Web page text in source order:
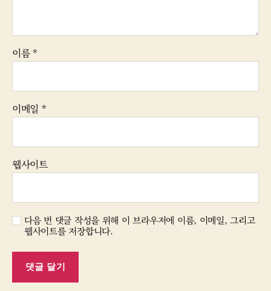
이름*
이메일 *
웹사이트
다음 번 댓글 작성을 위해 이 브라우저에 이름, 이메일, 그리고
웹사이트를 저장합니다.